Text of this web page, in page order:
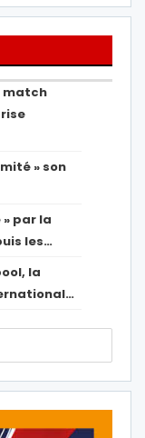
match
» son
» par la
les…
la